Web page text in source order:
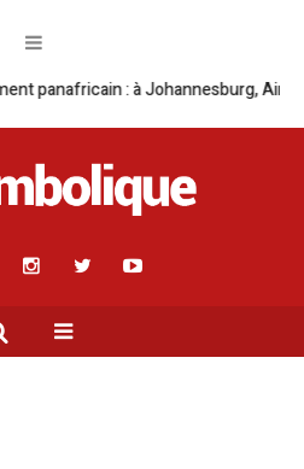
à Johannesburg, Aimé Boji Sangara